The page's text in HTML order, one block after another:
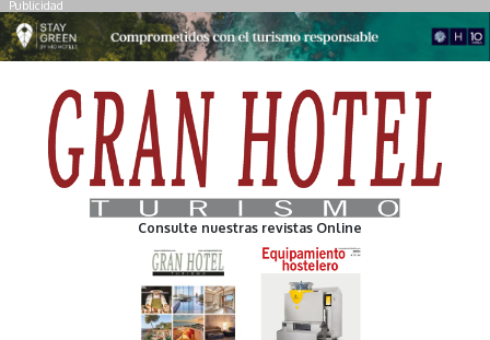
Publicidad
Consulte nuestras revistas Online